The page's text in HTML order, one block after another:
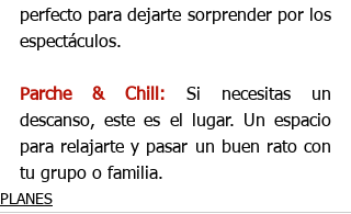
perfecto para dejarte sorprender por los
espectáculos.
Parche & Chill: Si necesitas un
descanso, este es el lugar. Un espacio
para relajarte y pasar un buen rato con
tu grupo o familia.
PLANES